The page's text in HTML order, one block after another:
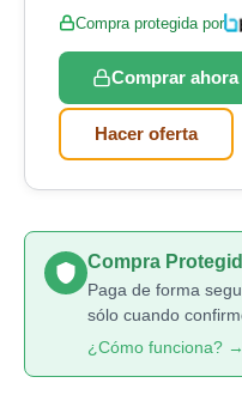
Compra protegida por
Comprar ahora
Hacer oferta
Compra
Paga de forma
sólo cuando
¿Cómo funciona? →